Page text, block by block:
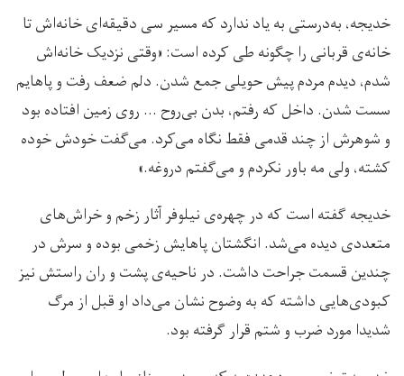
خدیجه، به‌درستی به یاد ندارد که مسیر سی دقیقه‌ای خانه‌اش تا
خانه‌ی قربانی را چگونه طی کرده است: «وقتی نزدیک خانه‌اش
شدم، دیدم مردم پیش حویلی جمع شدن. دلم ضعف رفت و پاهایم
سست شدن. داخل که رفتم، بدن بی‌روح … روی زمین افتاده بود
و شوهرش از چند قدمی فقط نگاه می‌کرد. می‌گفت خودش خوده
کشته، ولی مه باور نکردم و می‌گفتم دروغه.»
خدیجه گفته است که در چهره‌ی نیلوفر آثار زخم و خراش‌های
متعددی دیده می‌شد. انگشتان پاهایش زخمی بوده و سرش در
چندین قسمت جراحت داشت. در ناحیه‌ی پشت و ران راستش نیز
کبودی‌هایی داشته که به وضوح نشان می‌داد او قبل از مرگ
شدیدا مورد ضرب و شتم قرار گرفته بود.